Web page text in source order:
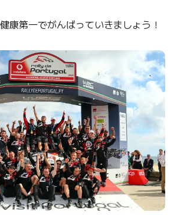
康第一でがんばっていきましょう！